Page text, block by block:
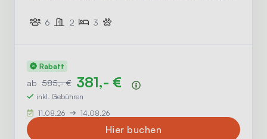
6 2 3
Rabatt
ab 585,- € 381,- €
inkl. Gebühren
11.08.26
14.08.26
Hier buchen